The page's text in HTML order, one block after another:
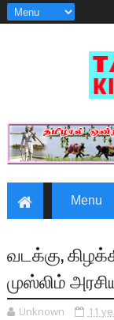
வடக்கு,
முஸ்லிம்
Unknown 11